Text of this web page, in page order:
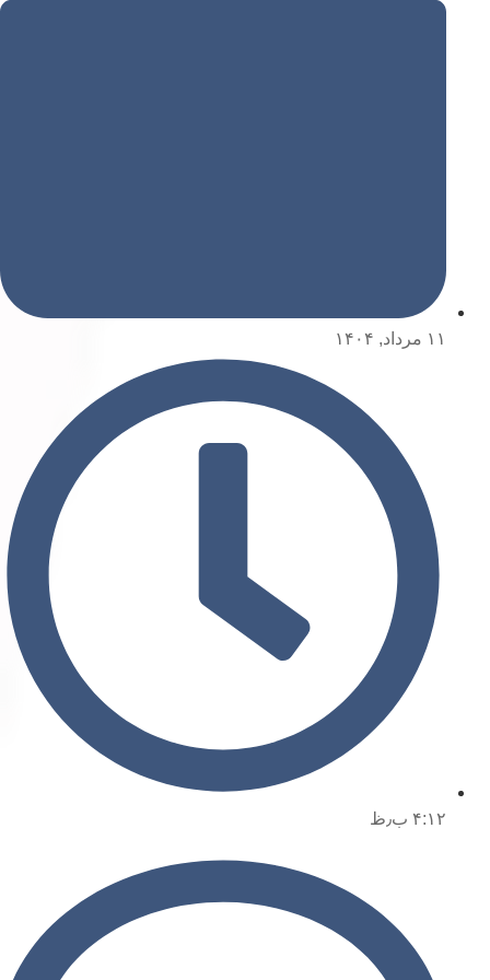
۱۱ مرداد, ۱۴۰۴
۴:۱۲ ب٫ظ